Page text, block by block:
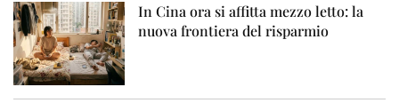
In Cina ora si affitta mezzo letto: la
nuova frontiera del risparmio